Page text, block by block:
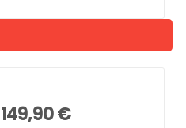
149,90 €